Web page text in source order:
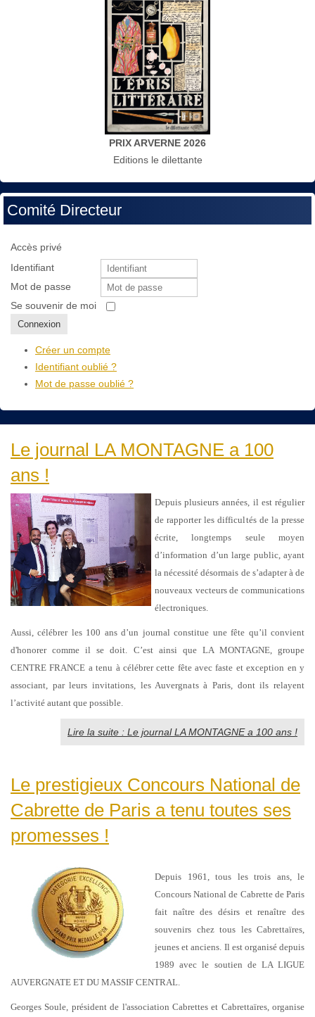
PRIX ARVERNE 2026
Editions le dilettante
Comité Directeur
Accès privé
Identifiant
Mot de passe
Se souvenir de moi
Connexion
Créer un compte
Identifiant oublié ?
Mot de passe oublié ?
Le journal LA MONTAGNE a 100
ans !
Depuis plusieurs années, il est régulier
de rapporter les difficultés de la presse
écrite, longtemps seule moyen
d’information d’un large public, ayant
la nécessité désormais de s’adapter à de
nouveaux vecteurs de communications
électroniques.
Aussi, célébrer les 100 ans d’un journal constitue une fête qu’il convient
d'honorer comme il se doit. C’est ainsi que LA MONTAGNE, groupe
CENTRE FRANCE a tenu à célébrer cette fête avec faste et exception en y
associant, par leurs invitations, les Auvergnats à Paris, dont ils relayent
l’activité autant que possible.
Lire la suite : Le journal LA MONTAGNE a 100 ans !
Le prestigieux Concours National de
Cabrette de Paris a tenu toutes ses
promesses !
Depuis 1961, tous les trois ans, le
Concours National de Cabrette de Paris
fait naître des désirs et renaître des
souvenirs chez tous les Cabrettaïres,
jeunes et anciens. Il est organisé depuis
1989 avec le soutien de LA LIGUE
AUVERGNATE ET DU MASSIF CENTRAL.
Georges Soule, président de l'association Cabrettes et Cabrettaïres, organise